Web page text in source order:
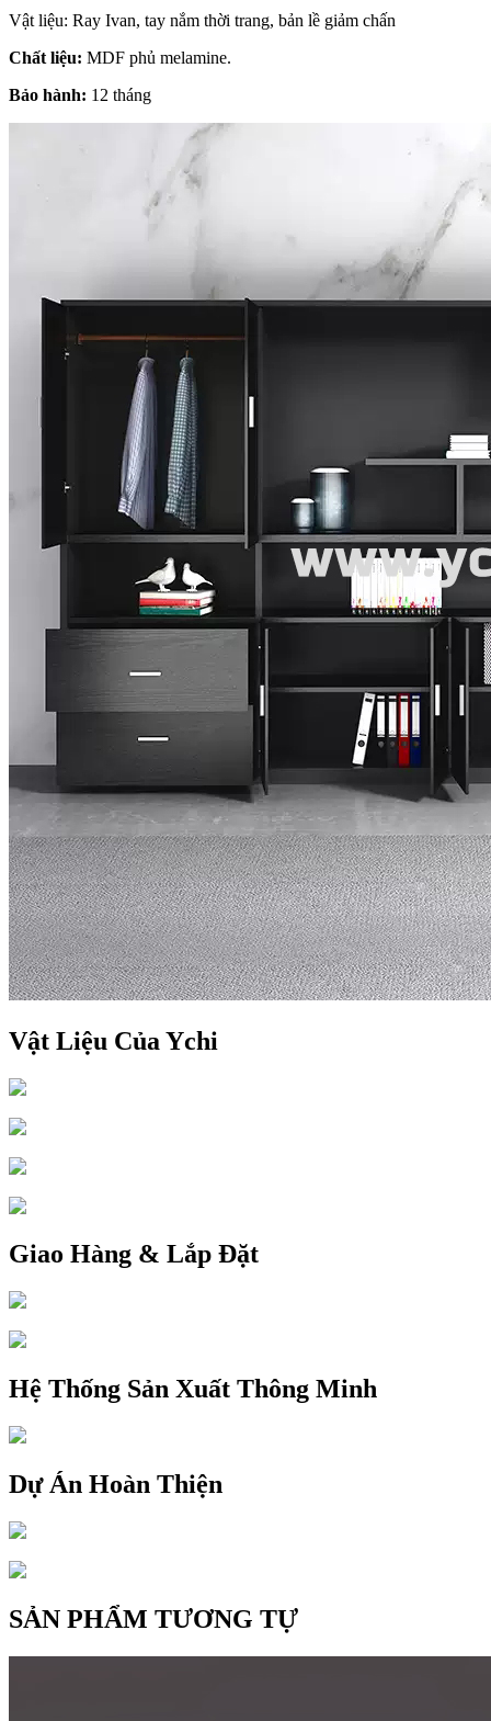
Vật liệu: Ray Ivan, tay nắm thời trang, bản lề giảm chấn
Chất liệu: MDF phủ melamine.
Bảo hành: 12 tháng
Vật Liệu Của Ychi
Giao Hàng & Lắp Đặt
Hệ Thống Sản Xuất Thông Minh
Dự Án Hoàn Thiện
SẢN PHẨM TƯƠNG TỰ